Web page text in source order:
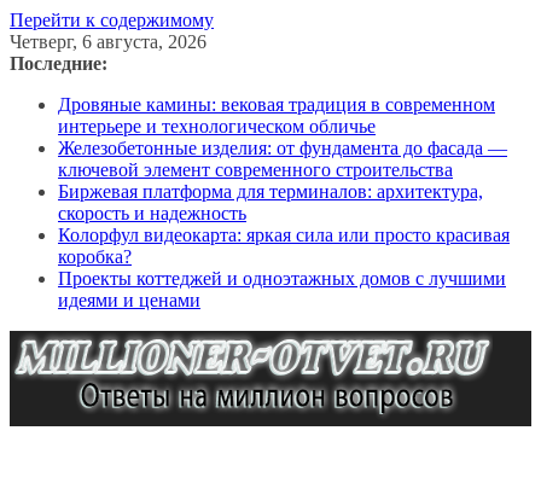
Перейти к содержимому
Четверг, 6 августа, 2026
Последние:
Дровяные камины: вековая традиция в современном
интерьере и технологическом обличье
Железобетонные изделия: от фундамента до фасада —
ключевой элемент современного строительства
Биржевая платформа для терминалов: архитектура,
скорость и надежность
Колорфул видеокарта: яркая сила или просто красивая
коробка?
Проекты коттеджей и одноэтажных домов с лучшими
идеями и ценами